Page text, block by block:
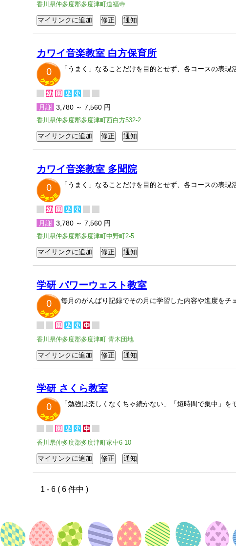
香川県仲多度郡多度津町道福寺
カワイ音楽教室 白方保育所
0
「うまく」なることだけを目的とせず、各コースの表
月謝 3,780 ～ 7,560 円
香川県仲多度郡多度津町西白方532-2
カワイ音楽教室 多聞院
0
「うまく」なることだけを目的とせず、各コースの表
月謝 3,780 ～ 7,560 円
香川県仲多度郡多度津町中野町2-5
学研 パワーウェスト教室
0
毎月のがんばり記録でその月に学習した内容や進度をチ
香川県仲多度郡多度津町 青木団地
学研 さくら教室
0
「勉強は楽しくなくちゃ続かない」「短時間で集中」
香川県仲多度郡多度津町家中6-10
1 - 6 ( 6 件中 )